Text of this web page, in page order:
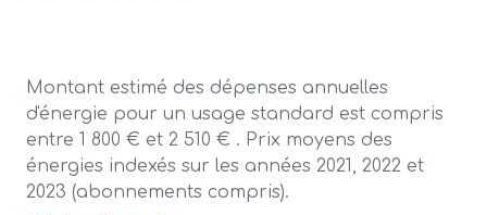
Montant estimé des dépenses annuelles
d'énergie pour un usage standard est compris
entre 1 800 € et 2 510 € . Prix moyens des
énergies indexés sur les années 2021, 2022 et
2023 (abonnements compris).